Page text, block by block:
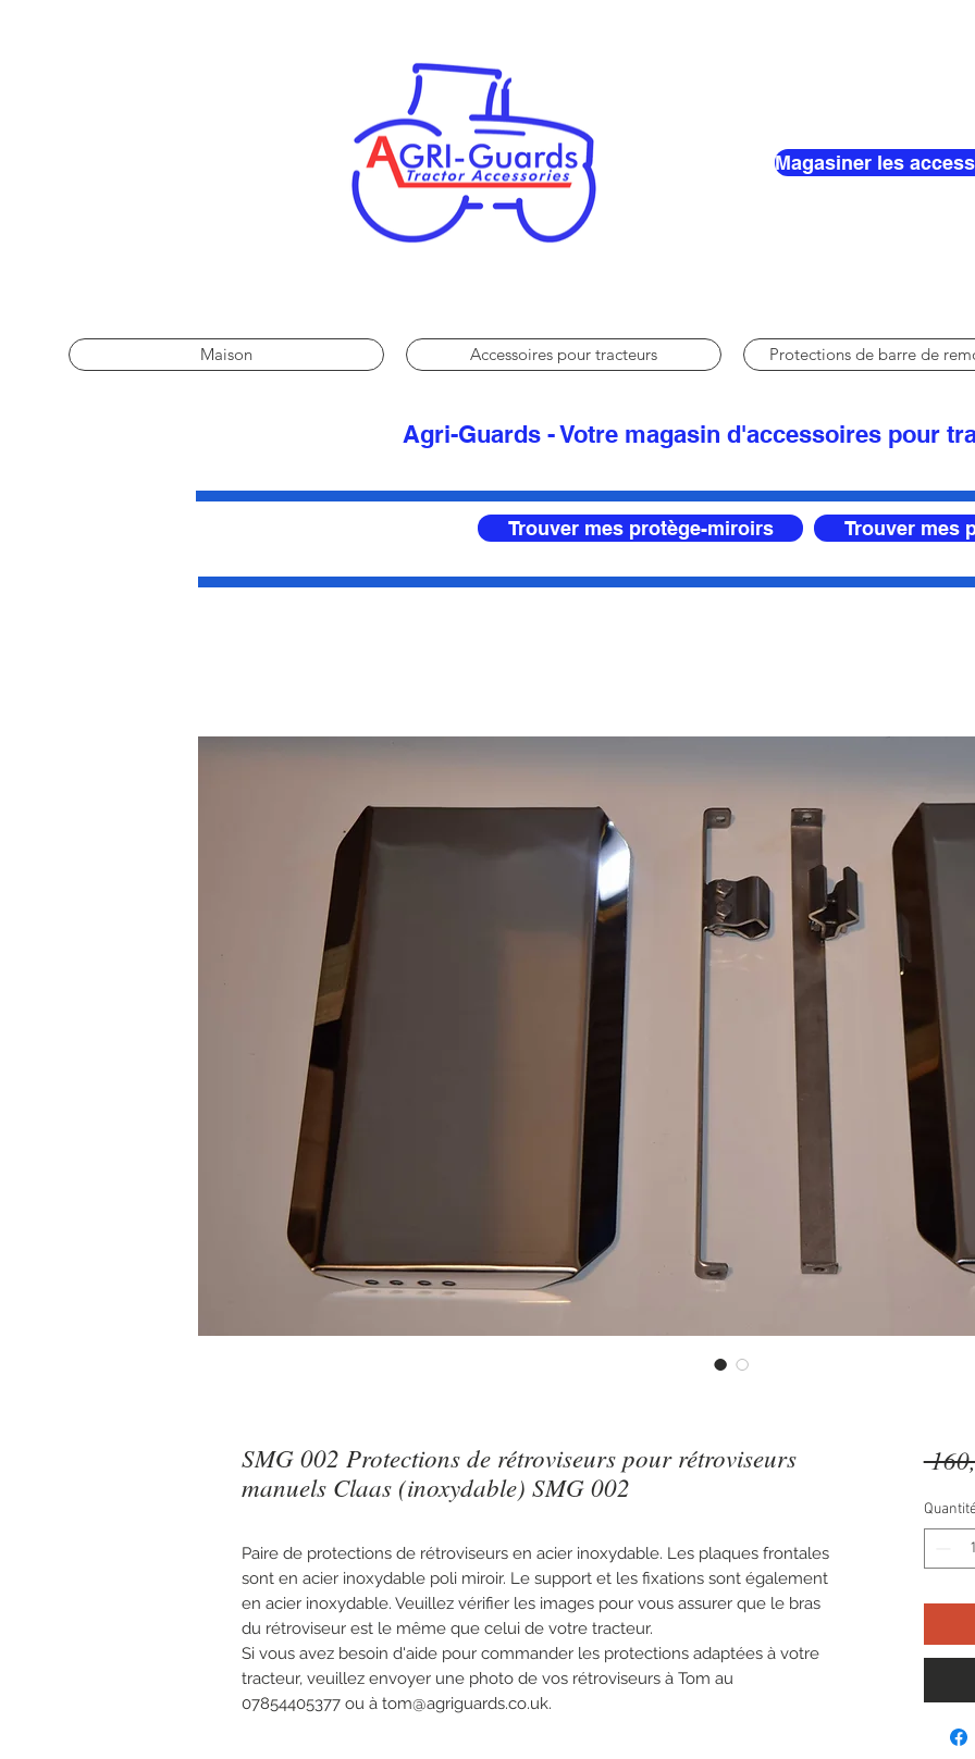
Magasiner les
Maison Accessoires pour tracteurs Protections de barre de
Agri-Guards - Votre magasin d'accessoires pour
Trouver mes protège-miroirs Trouver mes
SMG 002 Protections de rétroviseurs pour rétroviseurs
manuels Claas (inoxydable) SMG 002
Paire de protections de rétroviseurs en acier inoxydable. Les plaques frontales
sont en acier inoxydable poli miroir. Le support et les fixations sont également
en acier inoxydable. Veuillez vérifier les images pour vous assurer que le bras
du rétroviseur est le même que celui de votre tracteur.
Si vous avez besoin d'aide pour commander les protections adaptées à votre
tracteur, veuillez envoyer une photo de vos rétroviseurs à Tom au
07854405377 ou à tom@agriguards.co.uk.